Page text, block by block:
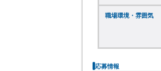
職場環境・雰囲気
応募情報